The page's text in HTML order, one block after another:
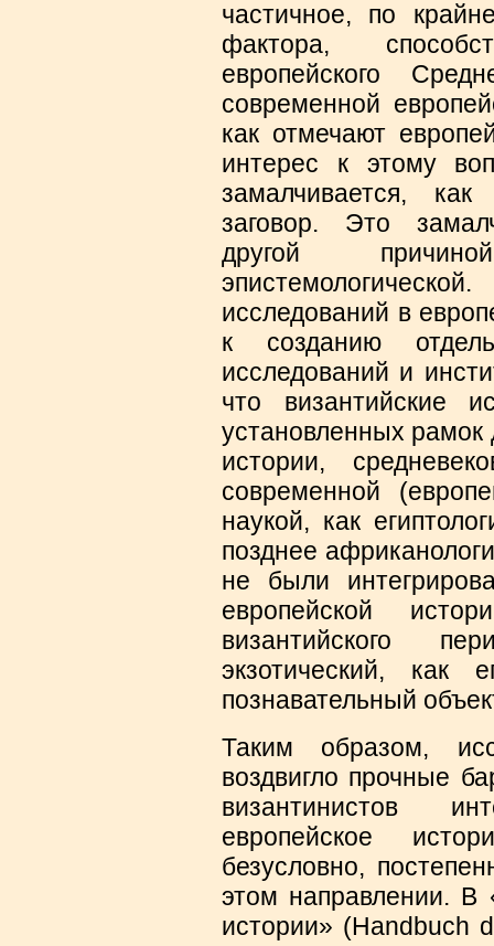
частичное, по
фактора,
европейского
современной
как отмечают
интерес к этому
замалчивается,
заговор. Это
другой
исследований в
к созданию
исследований и
что византийские
установленных рамок
истории,
современной
наукой, как
позднее
не были
европейской
византийского
экзотический, как
познавательный
Таким образом,
воздвигло прочные
византинистов
европейское
безусловно,
этом направлении. В
истории» (Handbuch